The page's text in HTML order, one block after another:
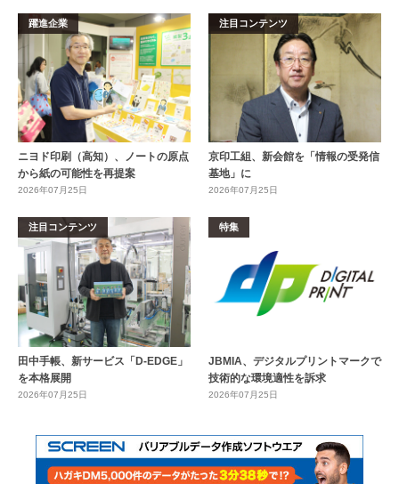
躍進企業
ニヨド印刷（高知）、ノートの原点
から紙の可能性を再提案
2026年07月25日
注目コンテンツ
京印工組、新会館を「情報の受発信
基地」に
2026年07月25日
注目コンテンツ
田中手帳、新サービス「D-EDGE」
を本格展開
2026年07月25日
特集
JBMIA、デジタルプリントマークで
技術的な環境適性を訴求
2026年07月25日